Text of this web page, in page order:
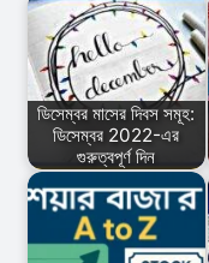
ডিসেম্বর মাসের দিবস সমূহ:
ডিসেম্বর 2022-এর
গুরুত্বপূর্ণ দিন